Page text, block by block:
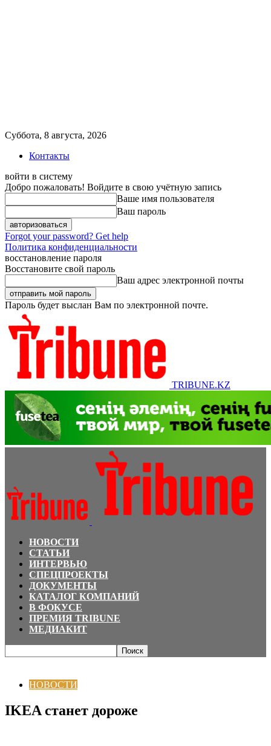
Суббота, 8 августа, 2026
Контакты
войти в систему
Добро пожаловать! Войдите в свою учётную запись
Ваше имя пользователя
Ваш пароль
Forgot your password? Get help
Политика конфиденциальности
восстановление пароля
Восстановите свой пароль
Ваш адрес электронной почты
Пароль будет выслан Вам по электронной почте.
TRIBUNE.KZ
НОВОСТИ
СТАТЬИ
ИНТЕРВЬЮ
СПЕЦПРОЕКТЫ
ДОКУМЕНТЫ
КАТАЛОГ КОМПАНИЙ
В ФОКУСЕ
ПРЕМИЯ TRIBUNE
МЕДИАКИТ
НОВОСТИ
IKEA станет дороже